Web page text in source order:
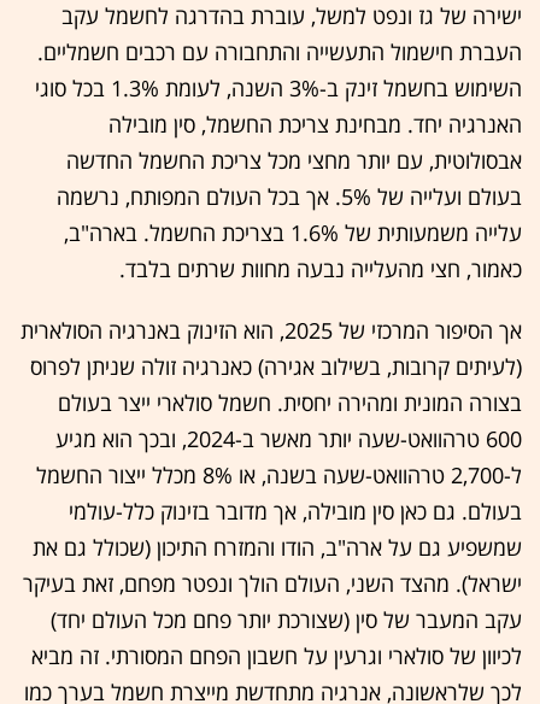
ישירה של גז ונפט למשל, עוברת בהדרגה לחשמל עקב
העברת חישמול התעשייה והתחבורה עם רכבים חשמליים.
השימוש בחשמל זינק ב-3% השנה, לעומת 1.3% בכל סוגי
האנרגיה יחד. מבחינת צריכת החשמל, סין מובילה
אבסולוטית, עם יותר מחצי מכל צריכת החשמל החדשה
בעולם ועלייה של 5%. אך בכל העולם המפותח, נרשמה
עלייה משמעותית של 1.6% בצריכת החשמל. בארה"ב,
כאמור, חצי מהעלייה נבעה מחוות שרתים בלבד.
אך הסיפור המרכזי של 2025, הוא הזינוק באנרגיה הסולארית
(לעיתים קרובות, בשילוב אגירה) כאנרגיה זולה שניתן לפרוס
בצורה המונית ומהירה יחסית. חשמל סולארי ייצר בעולם
600 טרהוואט-שעה יותר מאשר ב-2024, ובכך הוא מגיע
ל-2,700 טרהוואט-שעה בשנה, או 8% מכלל ייצור החשמל
בעולם. גם כאן סין מובילה, אך מדובר בזינוק כלל-עולמי
שמשפיע גם על ארה"ב, הודו והמזרח התיכון (שכולל גם את
ישראל). מהצד השני, העולם הולך ונפטר מפחם, זאת בעיקר
עקב המעבר של סין (שצורכת יותר פחם מכל העולם יחד)
לכיוון של סולארי וגרעין על חשבון הפחם המסורתי. זה מביא
לכך שלראשונה, אנרגיה מתחדשת מייצרת חשמל בערך כמו